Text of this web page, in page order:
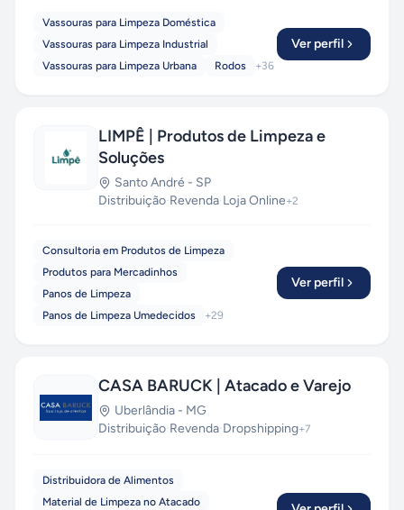
Vassouras para Limpeza Doméstica
Vassouras para Limpeza Industrial
Vassouras para Limpeza Urbana
Rodos +36
Ver perfil
LIMPÊ | Produtos de Limpeza e
Soluções
Santo André - SP
Distribuição·Revenda·Loja Online+2
Consultoria em Produtos de Limpeza
Produtos para Mercadinhos
Panos de Limpeza
Panos de Limpeza Umedecidos
+29
Ver perfil
CASA BARUCK | Atacado e Varejo
Uberlândia - MG
Distribuição·Revenda·Dropshipping+7
Distribuidora de Alimentos
Material de Limpeza no Atacado